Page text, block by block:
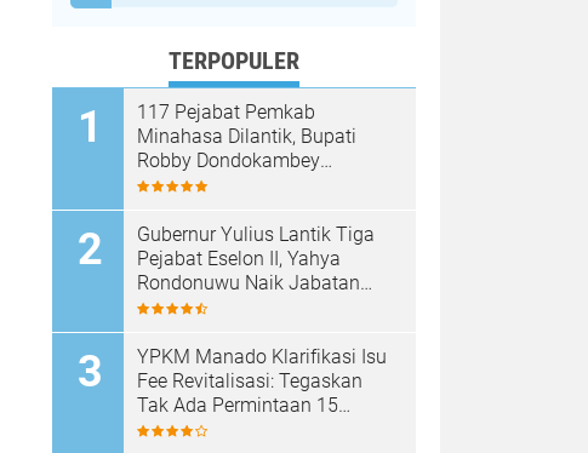
TERPOPULER
117 Pejabat Pemkab
Minahasa Dilantik, Bupati
Robby Dondokambey
Tekankan Integritas dan
Gubernur Yulius Lantik Tiga
Pejabat Eselon II, Yahya
Rondonuwu Naik Jabatan
Pimpin Dinas Pendidikan
YPKM Manado Klarifikasi Isu
Fee Revitalisasi: Tegaskan
Tak Ada Permintaan 15
Persen, Pergantian Kepsek